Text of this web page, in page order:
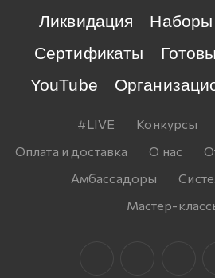
Ликвидация
Наборы
Сертификаты
YouTube
#LIVE Конкурсы
Оплата и доставка
О нас
Амбассадоры
Мастер-